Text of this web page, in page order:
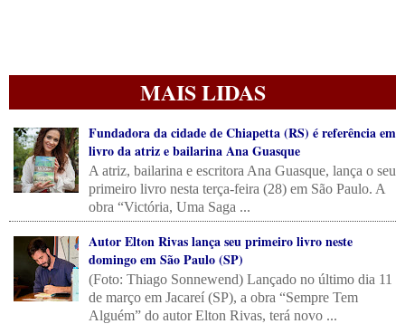
MAIS LIDAS
Fundadora da cidade de Chiapetta (RS) é referência em
livro da atriz e bailarina Ana Guasque
A atriz, bailarina e escritora Ana Guasque, lança o seu
primeiro livro nesta terça-feira (28) em São Paulo. A
obra “Victória, Uma Saga ...
Autor Elton Rivas lança seu primeiro livro neste
domingo em São Paulo (SP)
(Foto: Thiago Sonnewend) Lançado no último dia 11
de março em Jacareí (SP), a obra “Sempre Tem
Alguém” do autor Elton Rivas, terá novo ...